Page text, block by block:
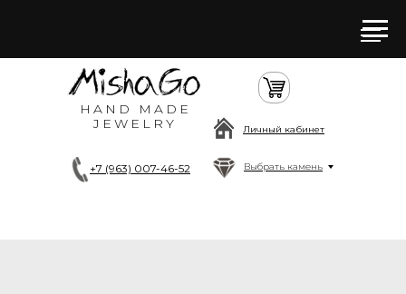
HAND MADE
JEWELRY
+7 (963) 007-46-52 Выбрать камень
Личный кабинет